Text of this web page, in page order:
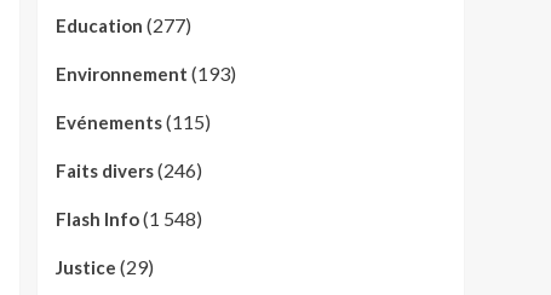
Education (277)
Environnement (193)
Evénements(115)
Faits divers(246)
Flash Info(1 548)
Justice (29)